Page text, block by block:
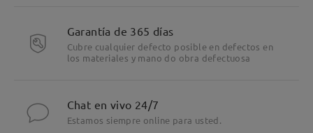
Garantía de 365 días
Cubre cualquier defecto posible en defectos en
los materiales y mano do obra defectuosa
Chat en vivo 24/7
Estamos siempre online para usted.